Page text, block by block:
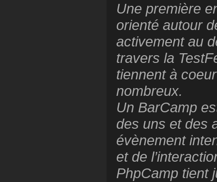
Une première
orienté autour
activement au
travers la
tiennent à
nombreux.
Un BarCamp
des uns et des
évènement
et de
PhpCamp tient